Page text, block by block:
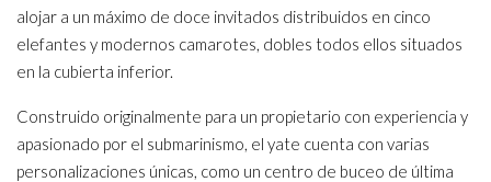
alojar a un máximo de doce invitados distribuidos en cinco
elefantes y modernos camarotes, dobles todos ellos situados
en la cubierta inferior.
Construido originalmente para un propietario con experiencia y
apasionado por el submarinismo, el yate cuenta con varias
personalizaciones únicas, como un centro de buceo de última